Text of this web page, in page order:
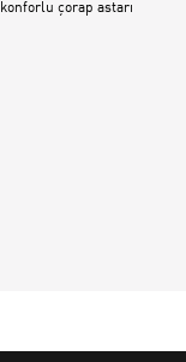
çorap astarı